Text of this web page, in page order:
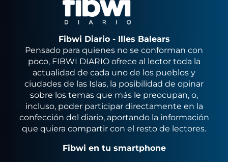
Fibwi Diario - Illes Balears
Pensado para quienes no se conforman con
poco, FIBWI DIARIO ofrece al lector toda la
actualidad de cada uno de los pueblos y
ciudades de las Islas, la posibilidad de opinar
sobre los temas que más le preocupan, o,
incluso, poder participar directamente en la
confección del diario, aportando la información
que quiera compartir con el resto de lectores.
Fibwi en tu smartphone